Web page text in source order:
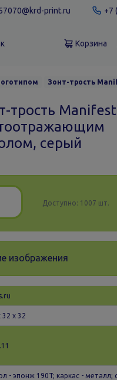
print.ru +7
Корзина
Зонт-трость
трость
серый
Доступно: 1007 шт.
изображения
32 x 32
- эпонж 190T; каркас - металл;